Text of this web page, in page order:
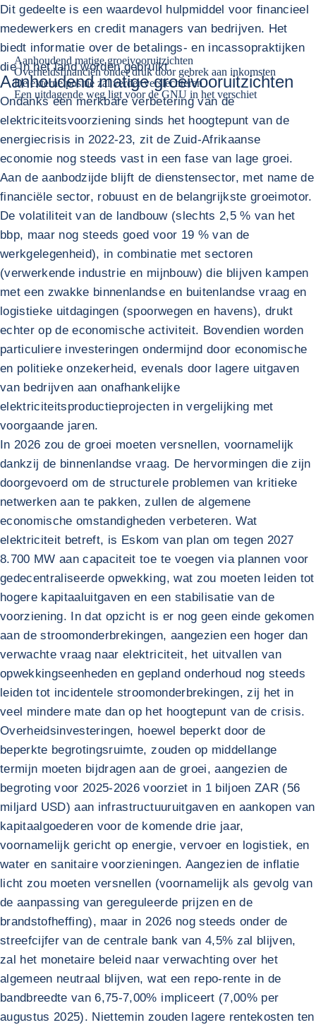
Dit gedeelte is een waardevol hulpmiddel voor financieel
medewerkers en credit managers van bedrijven. Het
biedt informatie over de betalings- en incassopraktijken
die in het land worden gebruikt.
Aanhoudend matige groeivooruitzichten
Overheidsfinanciën onder druk door gebrek aan inkomsten
De externe positie zal verder verslechteren
Een uitdagende weg ligt voor de GNU in het verschiet
Aanhoudend matige groeivooruitzichten
Ondanks een merkbare verbetering van de
elektriciteitsvoorziening sinds het hoogtepunt van de
energiecrisis in 2022-23, zit de Zuid-Afrikaanse
economie nog steeds vast in een fase van lage groei.
Aan de aanbodzijde blijft de dienstensector, met name de
financiële sector, robuust en de belangrijkste groeimotor.
De volatiliteit van de landbouw (slechts 2,5 % van het
bbp, maar nog steeds goed voor 19 % van de
werkgelegenheid), in combinatie met sectoren
(verwerkende industrie en mijnbouw) die blijven kampen
met een zwakke binnenlandse en buitenlandse vraag en
logistieke uitdagingen (spoorwegen en havens), drukt
echter op de economische activiteit. Bovendien worden
particuliere investeringen ondermijnd door economische
en politieke onzekerheid, evenals door lagere uitgaven
van bedrijven aan onafhankelijke
elektriciteitsproductieprojecten in vergelijking met
voorgaande jaren.
In 2026 zou de groei moeten versnellen, voornamelijk
dankzij de binnenlandse vraag. De hervormingen die zijn
doorgevoerd om de structurele problemen van kritieke
netwerken aan te pakken, zullen de algemene
economische omstandigheden verbeteren. Wat
elektriciteit betreft, is Eskom van plan om tegen 2027
8.700 MW aan capaciteit toe te voegen via plannen voor
gedecentraliseerde opwekking, wat zou moeten leiden tot
hogere kapitaaluitgaven en een stabilisatie van de
voorziening. In dat opzicht is er nog geen einde gekomen
aan de stroomonderbrekingen, aangezien een hoger dan
verwachte vraag naar elektriciteit, het uitvallen van
opwekkingseenheden en gepland onderhoud nog steeds
leiden tot incidentele stroomonderbrekingen, zij het in
veel mindere mate dan op het hoogtepunt van de crisis.
Overheidsinvesteringen, hoewel beperkt door de
beperkte begrotingsruimte, zouden op middellange
termijn moeten bijdragen aan de groei, aangezien de
begroting voor 2025-2026 voorziet in 1 biljoen ZAR (56
miljard USD) aan infrastructuuruitgaven en aankopen van
kapitaalgoederen voor de komende drie jaar,
voornamelijk gericht op energie, vervoer en logistiek, en
water en sanitaire voorzieningen. Aangezien de inflatie
licht zou moeten versnellen (voornamelijk als gevolg van
de aanpassing van gereguleerde prijzen en de
brandstofheffing), maar in 2026 nog steeds onder de
streefcijfer van de centrale bank van 4,5% zal blijven,
zal het monetaire beleid naar verwachting over het
algemeen neutraal blijven, wat een repo-rente in de
bandbreedte van 6,75-7,00% impliceert (7,00% per
augustus 2025). Niettemin zouden lagere rentekosten ten